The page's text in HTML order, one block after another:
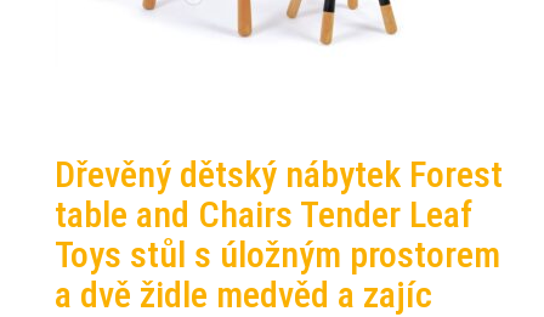
Dřevěný dětský nábytek Forest
table and Chairs Tender Leaf
Toys stůl s úložným prostorem
a dvě židle medvěd a zajíc